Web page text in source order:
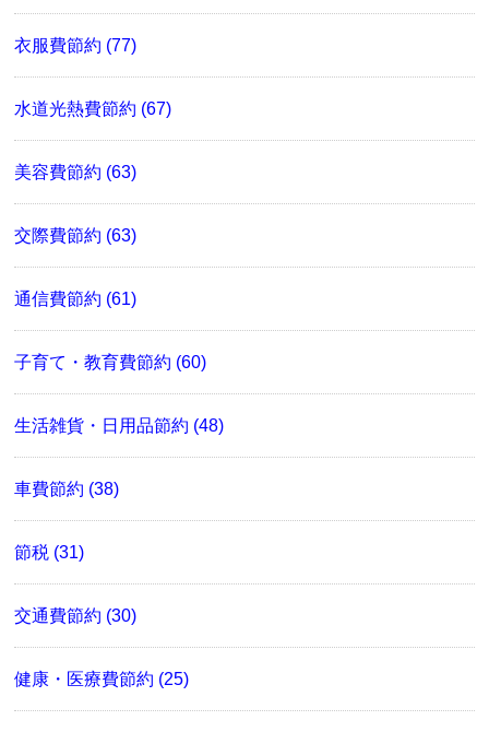
衣服費節約 (77)
水道光熱費節約 (67)
美容費節約 (63)
交際費節約 (63)
通信費節約 (61)
子育て・教育費節約 (60)
生活雑貨・日用品節約 (48)
車費節約 (38)
節税 (31)
交通費節約 (30)
健康・医療費節約 (25)